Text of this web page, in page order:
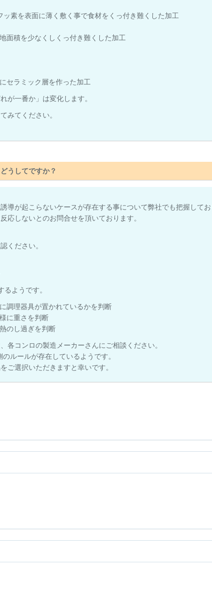
素を表面に薄く敷く事で食材をくっ付き難くした加工
面積を少なくしくっ付き難くした加工
セラミック層を作った加工
が一番か」は変化します。
みてください。
うしてですか？
導が起こらないケースが存在する事について弊社でも把握して
応しないとのお問合せを頂いております。
ください。
ようです。
調理器具が置かれているかを判断
に重さを判断
のし過ぎを判断
各コンロの製造メーカーさんにご相談ください。
ルールが存在しているようです。
ご選択いただきますと幸いです。